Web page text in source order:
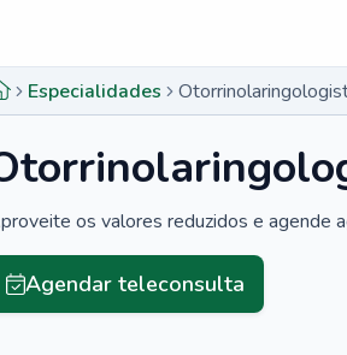
Especialidades
os valores reduzidos e agende
Agendar teleconsulta